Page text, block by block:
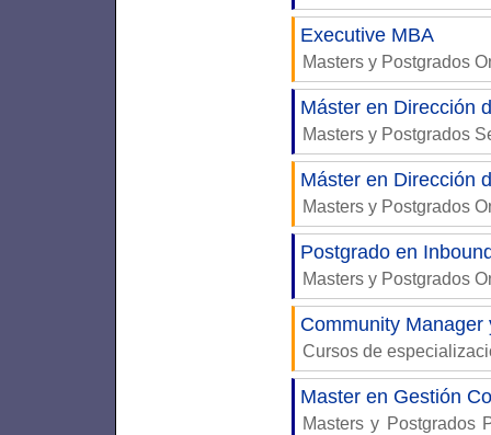
Executive MBA
Masters y Postgrados
Máster en Dirección
Masters y Postgrados
Máster en Dirección
Masters y Postgrados
Postgrado en
Masters y Postgrados
Community
Cursos de
Master en Gestión
Masters y Postgrados